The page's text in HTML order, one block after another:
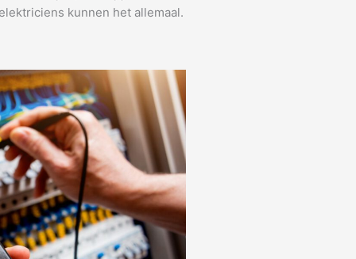
kunnen het allemaal.